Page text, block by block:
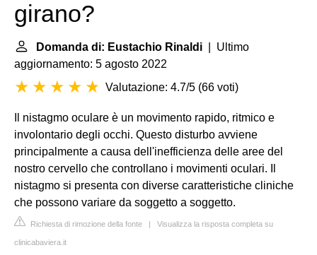
girano?
Domanda di: Eustachio Rinaldi | Ultimo
aggiornamento: 5 agosto 2022
Valutazione: 4.7/5 (66 voti)
Il nistagmo oculare è un movimento rapido, ritmico e
involontario degli occhi. Questo disturbo avviene
principalmente a causa dell'inefficienza delle aree del
nostro cervello che controllano i movimenti oculari. Il
nistagmo si presenta con diverse caratteristiche cliniche
che possono variare da soggetto a soggetto.
Richiesta di rimozione della fonte | Visualizza la risposta completa su
clinicabaviera.it